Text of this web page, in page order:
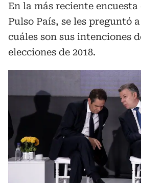
En la más reciente
Pulso País, se les preguntó
cuáles son sus intenciones
elecciones de 2018.